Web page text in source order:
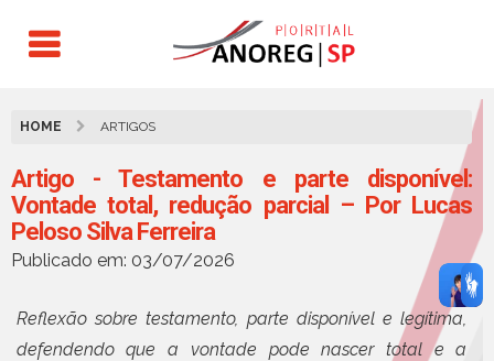
HOME ARTIGOS
Artigo - Testamento e parte disponível:
Vontade total, redução parcial – Por Lucas
Peloso Silva Ferreira
Publicado em: 03/07/2026
Reflexão sobre testamento, parte disponível e legítima,
defendendo que a vontade pode nascer total e a